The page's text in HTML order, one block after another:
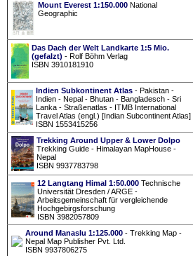
Mount Everest 1:150.000 National
Geographic
Das Dach der Welt Landkarte 1:5 Mio.
(gefalzt) - Rolf Böhm Verlag
ISBN 3910181910
Indien Subkontinent Atlas - Pakistan -
Indien - Nepal - Bhutan - Bangladesch - Sri
Lanka - Straßenatlas - ITMB International
Travel Atlas (engl.) [Indian Subcontinent Atlas]
ISBN 1553415256
Trekking Around Upper & Lower Dolpo
Trekking Guide - Himalayan MapHouse -
Nepal
ISBN 9937783798
12 Langtang Himal 1:50.000 Technische
Universität Dresden / ARGE -
Arbeitsgemeinschaft für vergleichende
Hochgebirgsforschung
ISBN 3982057809
Around Manaslu 1:125.000 - Trekking Map -
Nepal Map Publisher Pvt. Ltd.
ISBN 9937806275